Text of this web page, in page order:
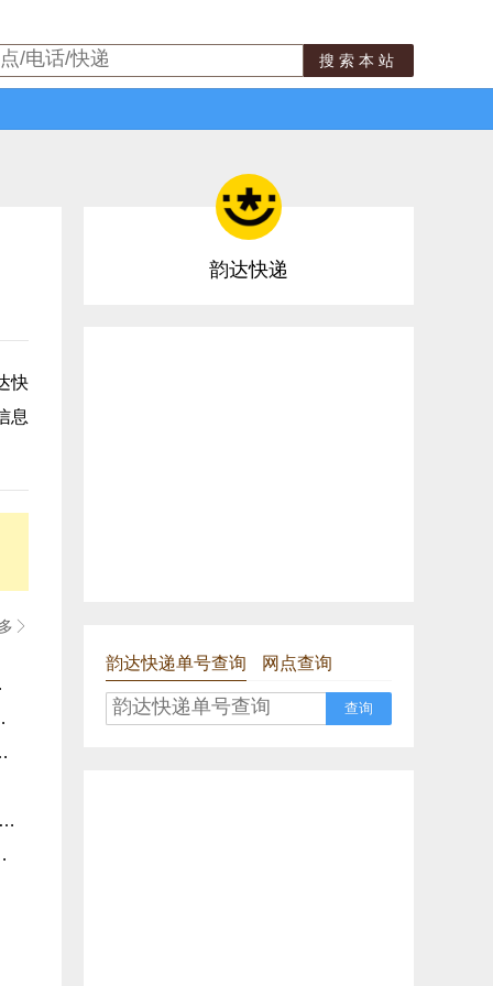
搜索本站
快
息

部
寄存点
寄存分部
公司花果园B南区第一寄存点
存点分部
韵达快递
韵达快递单号查询 网点查询
查询